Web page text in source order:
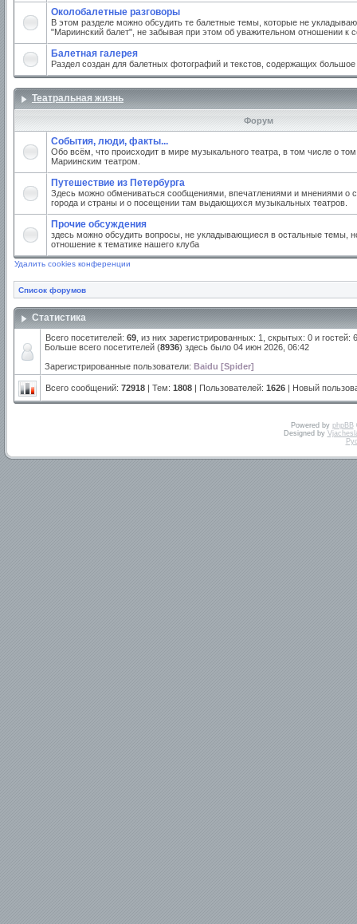
Околобалетные разговоры
В этом разделе можно обсудить те балетные темы, которые не
"Мариинский балет", не забывая при этом об уважительном отношении к
Балетная галерея
Раздел создан для балетных фотографий и текстов, содержащих
Театральная жизнь
Форум
События, люди, факты...
Обо всём, что происходит в мире музыкального театра, в том числе о
Мариинским театром.
Путешествие из Петербурга
Здесь можно обмениваться сообщениями, впечатлениями и мнениями о
города и страны и о посещении там выдающихся музыкальных театров.
Прочие обсуждения
здесь можно обсудить вопросы, не укладывающиеся в остальные темы,
отношение к тематике нашего клуба
Удалить cookies конференции
Список форумов
Статистика
Всего посетителей: 69 , из них зарегистрированных: 1, скрытых: 0 и
Больше всего посетителей (8936) здесь было 04 июн 2026, 06:42
Зарегистрированные пользователи: Baidu [Spider]
Всего сообщений: 72918 | Тем: 1808 | Пользователей: 1626 | Новый
Powered by phpBB
Designed by